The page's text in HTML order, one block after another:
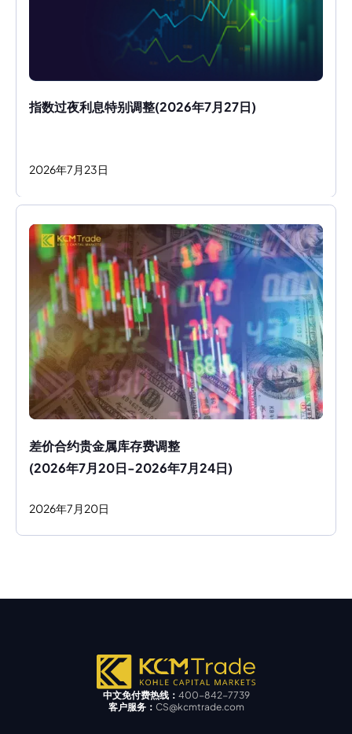
指数过夜利息特别调整(2026年7月27日)
2026年7 月 23日
差价合约贵金属库存费调整
(2026年7月20日-2026年7月24日)
2026年7 月 20日
中文免付费热线： 400-842-7739
客户服务： CS@kcmtrade.com